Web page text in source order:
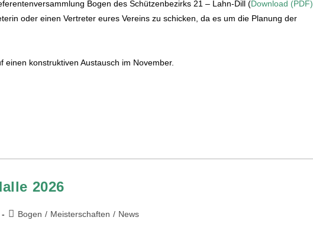
Bogen des Schützenbezirks 21 – Lahn-Dill (Download (PDF)
oder einen Vertreter eures Vereins zu schicken, da es um die Planung der
konstruktiven Austausch im November.
2026
Bogen / Meisterschaften / News